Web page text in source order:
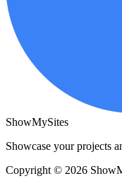
ShowMySites
Showcase your projects
Copyright © 2026